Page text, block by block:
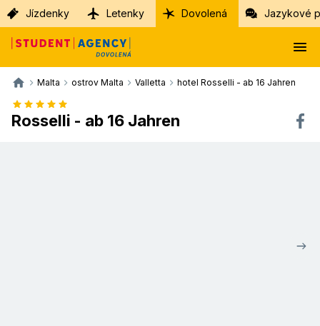
Jízdenky Letenky Dovolená Jazykové
Malta ostrov Malta Valletta hotel Rosselli - ab 16 Jahren
Rosselli - ab 16 Jahren